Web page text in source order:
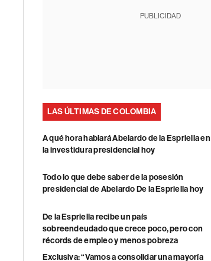
PUBLICIDAD
LAS ÚLTIMAS DE COLOMBIA
A qué hora hablará Abelardo de la Espriella en
la investidura presidencial hoy
Todo lo que debe saber de la posesión
presidencial de Abelardo De la Espriella hoy
De la Espriella recibe un país
sobreendeudado que crece poco, pero con
récords de empleo y menos pobreza
Exclusiva: “Vamos a consolidar una mayoría